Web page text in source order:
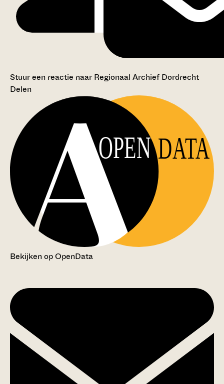
Stuur een reactie naar Regionaal Archief Dordrecht
Delen
OPEN DATA
Bekijken op OpenData